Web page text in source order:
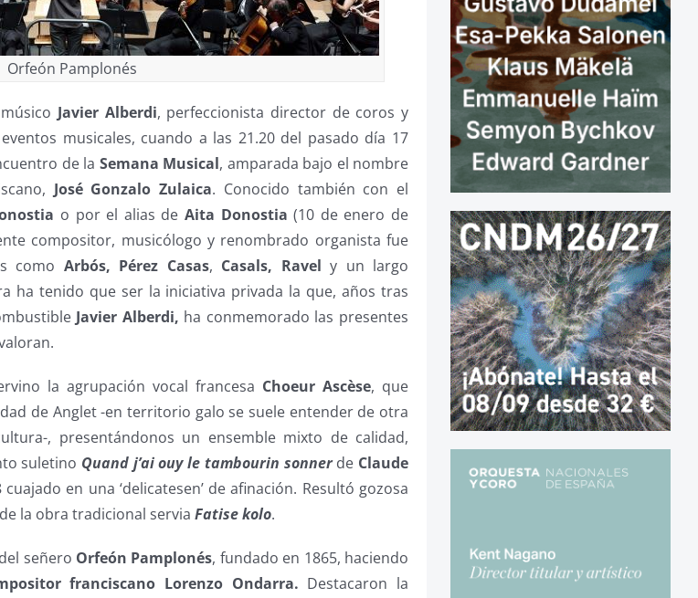
Orfeón Pamplonés
Javier Alberdi, perfeccionista director de coros y
musicales, cuando a las 21.20 del pasado día 17
de la Semana Musical, amparada bajo el nombre
José Gonzalo Zulaica. Conocido también con el
o por el alias de Aita Donostia (10 de enero de
compositor, musicólogo y renombrado organista fue
como Arbós, Pérez Casas, Casals, Ravel y un largo
ha tenido que ser la iniciativa privada la que, años tras
Javier Alberdi, ha conmemorado las presentes
la agrupación vocal francesa Choeur Ascèse, que
de Anglet -en territorio galo se suele entender de otra
, presentándonos un ensemble mixto de calidad,
suletino Quand j’ai ouy le tambourin sonnerde Claude
en una ‘delicatesen’ de afinación. Resultó gozosa
la obra tradicional serviaFatise kolo.
señero Orfeón Pamplonés, fundado en 1865, haciendo
franciscano Lorenzo Ondarra. Destacaron la